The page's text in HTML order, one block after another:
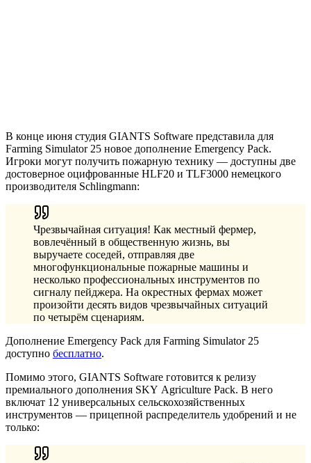
В конце июня студия GIANTS Software представила для
Farming Simulator 25 новое дополнение Emergency Pack.
Игроки могут получить пожарную технику — доступны две
достоверное оцифрованные HLF20 и TLF3000 немецкого
производителя Schlingmann:
Чрезвычайная ситуация! Как местный фермер,
вовлечённый в общественную жизнь, вы
выручаете соседей, отправляя две
многофункциональные пожарные машины и
несколько профессиональных инструментов по
сигналу пейджера. На окрестных фермах может
произойти десять видов чрезвычайных ситуаций
по четырём сценариям.
Дополнение Emergency Pack для Farming Simulator 25
доступно бесплатно.
Помимо этого, GIANTS Software готовится к релизу
премиального дополнения SKY Agriculture Pack. В него
включат 12 универсальных сельскохозяйственных
инструментов — прицепной распределитель удобрений и не
только: